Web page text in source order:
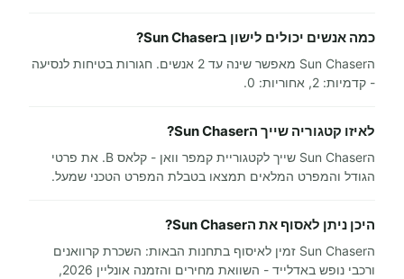
כמה אנשים יכולים לישון בSun Chaser?
הSun Chaser מאפשר שינה עד 2 אנשים. חגורות בטיחות לנסיעה
- קדמיות: 2, אחוריות: 0.
לאיזו קטגוריה שייך הSun Chaser?
הSun Chaser שייך לקטגוריית קמפר וואן - קלאס B. את פרטי
הגודל והמפרט המלאים תמצאו בטבלת המפרט הטכני שמעל.
היכן ניתן לאסוף את הSun Chaser?
הSun Chaser זמין לאיסוף בתחנות הבאות: השכרת קרוואנים
ורכבי נופש באדלייד - השוואת מחירים והזמנה אונליין 2026,